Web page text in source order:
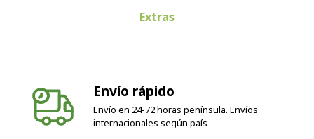
Envío en 24-72 horas península. Envíos
internacionales según país